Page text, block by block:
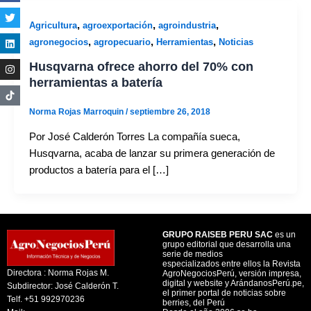
Agricultura, agroexportación, agroindustria,
agronegocios, agropecuario, Herramientas, Noticias
Husqvarna ofrece ahorro del 70% con
herramientas a batería
Norma Rojas Marroquin /septiembre 26, 2018
Por José Calderón Torres La compañía sueca,
Husqvarna, acaba de lanzar su primera generación de
productos a batería para el […]
Directora : Norma Rojas M.
Subdirector: José Calderón T.
Telf. +51 992970236
GRUPO RAISEB PERU SAC es un
grupo editorial que desarrolla una
serie de medios
especializados entre ellos la Revista
AgroNegociosPerú, versión impresa,
digital y website y ArándanosPerú.pe,
el primer portal de noticias sobre
berries, del Perú